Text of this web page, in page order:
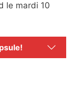
le mardi 10